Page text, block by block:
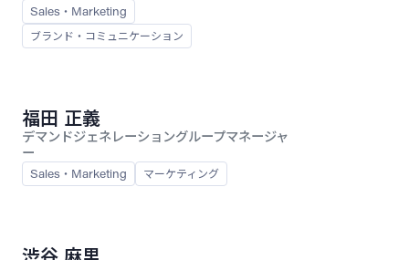
Sales・Marketing
ブランド・コミュニケーション
福田 正義
デマンドジェネレーショングループマネージャ
ー
Sales・Marketing マーケティング
渋谷 麻里